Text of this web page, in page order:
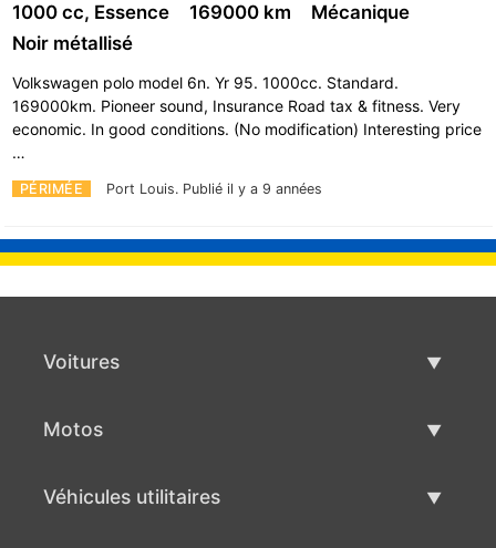
PÉRIMÉE Port Louis. Publié il y a 9 années
1000 cc, Essence 169000 km
Mécanique
Noir métallisé
Volkswagen polo model 6n. Yr 95. 1000cc. Standard.
169000km. Pioneer sound, Insurance Road tax & fitness. Very
economic. In good conditions. (No modification) Interesting price
…
Voitures
Motos
Véhicules utilitaires